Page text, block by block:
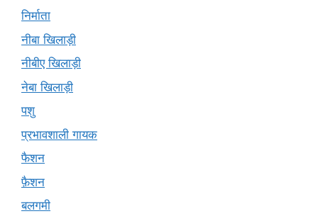
निर्माता
नीबा खिलाड़ी
नीबीए खिलाड़ी
नेबा खिलाड़ी
पशु
प्रभावशाली गायक
फैशन
फ़ैशन
बलगमी